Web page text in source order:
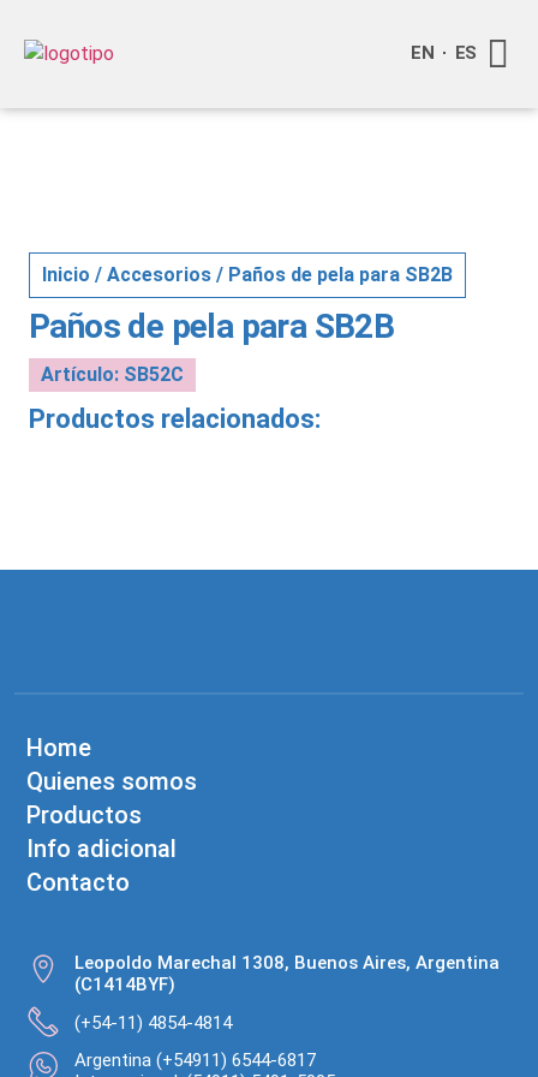
EN ES
Inicio / Accesorios / Paños de pela para SB2B
Paños de pela para SB2B
Artículo: SB52C
Productos relacionados:
Home
Quienes somos
Productos
Info adicional
Contacto
Leopoldo Marechal 1308, Buenos Aires, Argentina
(C1414BYF)
(+54-11) 4854-4814
Argentina (+54911) 6544-6817